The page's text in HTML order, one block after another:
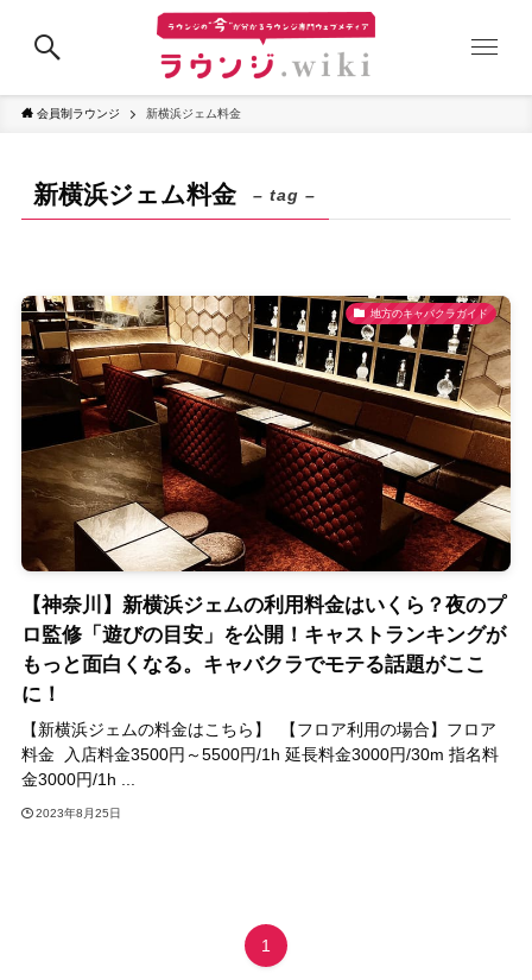
会員制ラウンジ 新横浜ジェム料金
新横浜ジェム料金 – tag –
地方のキャバクラガイド
【神奈川】新横浜ジェムの利用料金はいくら？夜のプ
ロ監修「遊びの目安」を公開！キャストランキングが
もっと面白くなる。キャバクラでモテる話題がここ
に！
【新横浜ジェムの料金はこちら】 【フロア利用の場合】フロア
料金 入店料金3500円～5500円/1h 延長料金3000円/30m 指名料
金3000円/1h ...
2023年8月25日
1